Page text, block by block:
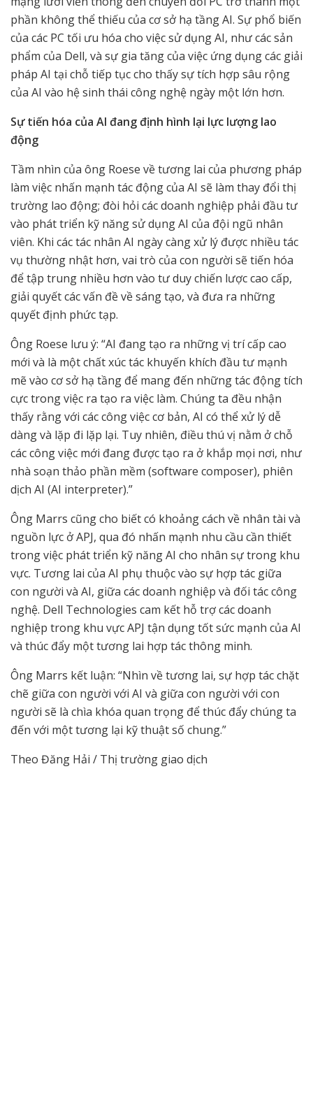
phần không thể thiếu của cơ sở hạ tầng AI. Sự phổ biến
của các PC tối ưu hóa cho việc sử dụng AI, như các sản
phẩm của Dell, và sự gia tăng của việc ứng dụng các giải
pháp AI tại chỗ tiếp tục cho thấy sự tích hợp sâu rộng
của AI vào hệ sinh thái công nghệ ngày một lớn hơn.
Sự tiến hóa của AI đang định hình lại lực lượng lao
động
Tầm nhìn của ông Roese về tương lai của phương pháp
làm việc nhấn mạnh tác động của AI sẽ làm thay đổi thị
trường lao động; đòi hỏi các doanh nghiệp phải đầu tư
vào phát triển kỹ năng sử dụng AI của đội ngũ nhân
viên. Khi các tác nhân AI ngày càng xử lý được nhiều tác
vụ thường nhật hơn, vai trò của con người sẽ tiến hóa
để tập trung nhiều hơn vào tư duy chiến lược cao cấp,
giải quyết các vấn đề về sáng tạo, và đưa ra những
quyết định phức tạp.
Ông Roese lưu ý: “AI đang tạo ra những vị trí cấp cao
mới và là một chất xúc tác khuyến khích đầu tư mạnh
mẽ vào cơ sở hạ tầng để mang đến những tác động tích
cực trong việc ra tạo ra việc làm. Chúng ta đều nhận
thấy rằng với các công việc cơ bản, AI có thể xử lý dễ
dàng và lặp đi lặp lại. Tuy nhiên, điều thú vị nằm ở chỗ
các công việc mới đang được tạo ra ở khắp mọi nơi, như
nhà soạn thảo phần mềm (software composer), phiên
dịch AI (AI interpreter).”
Ông Marrs cũng cho biết có khoảng cách về nhân tài và
nguồn lực ở APJ, qua đó nhấn mạnh nhu cầu cần thiết
trong việc phát triển kỹ năng AI cho nhân sự trong khu
vực. Tương lai của AI phụ thuộc vào sự hợp tác giữa
con người và AI, giữa các doanh nghiệp và đối tác công
nghệ. Dell Technologies cam kết hỗ trợ các doanh
nghiệp trong khu vực APJ tận dụng tốt sức mạnh của AI
và thúc đẩy một tương lai hợp tác thông minh.
Ông Marrs kết luận: “Nhìn về tương lai, sự hợp tác chặt
chẽ giữa con người với AI và giữa con người với con
người sẽ là chìa khóa quan trọng để thúc đẩy chúng ta
đến với một tương lại kỹ thuật số chung.”
Theo Đăng Hải / Thị trường giao dịch